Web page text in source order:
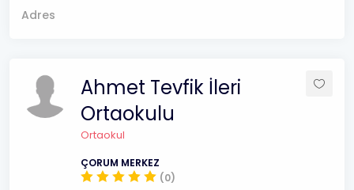
Adres
Ahmet Tevfik İleri
Ortaokulu
Ortaokul
ÇORUM MERKEZ
(0)